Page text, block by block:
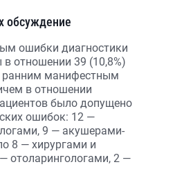
обсуждение
ошибки диагностики
отношении 39 (10,8%)
ранним манифестным
в отношении
было допущено
ошибок: 12 —
9 — акушерами-
8 — хирургами и
отоларингологами, 2 —